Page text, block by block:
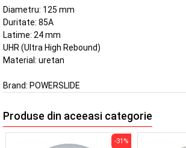
Diametru: 125 mm
Duritate: 85A
Latime: 24 mm
UHR (Ultra High Rebound)
Material: uretan
Brand: POWERSLIDE
Produse din aceeasi categorie
-31%